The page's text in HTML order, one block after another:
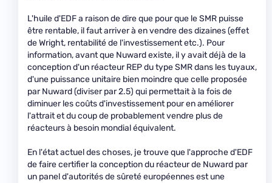
L'huile d'EDF a raison de dire que pour que le SMR puisse
être rentable, il faut arriver à en vendre des dizaines (effet
de Wright, rentabilité de l'investissement etc.). Pour
information, avant que Nuward existe, il y avait déjà de la
conception d'un réacteur REP du type SMR dans les tuyaux,
d'une puissance unitaire bien moindre que celle proposée
par Nuward (diviser par 2.5) qui permettait à la fois de
diminuer les coûts d'investissement pour en améliorer
l'attrait et du coup de probablement vendre plus de
réacteurs à besoin mondial équivalent.
En l'état actuel des choses, je trouve que l'approche d'EDF
de faire certifier la conception du réacteur de Nuward par
un panel d'autorités de sûreté européennes est une